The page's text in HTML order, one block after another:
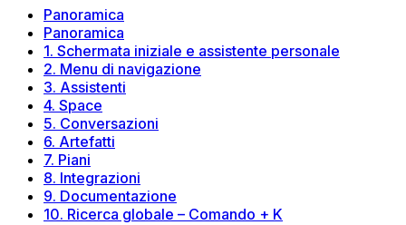
Panoramica
Panoramica
1. Schermata iniziale e assistente personale
2. Menu di navigazione
3. Assistenti
4. Space
5. Conversazioni
6. Artefatti
7. Piani
8. Integrazioni
9. Documentazione
10. Ricerca globale – Comando + K